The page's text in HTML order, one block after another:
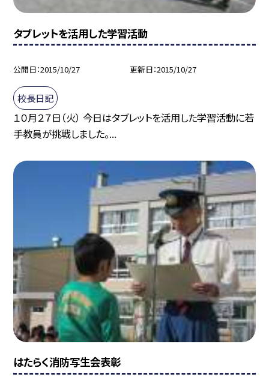
タブレットを活用した学習活動
公開日 2015/10/27 更新日 2015/10/27
校長日記
１０月２７日（火） 今日はタブレットを活用した学習活動に若
手教員が挑戦しました。...
はたらく消防写生会表彰